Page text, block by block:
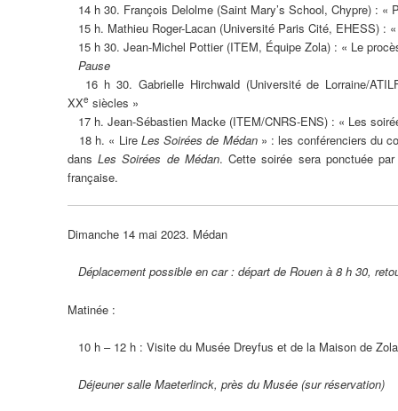
14 h 30. François Delolme (Saint Mary’s School, Chypre) : «
15 h. Mathieu Roger-Lacan (Université Paris Cité, EHESS) :
15 h 30. Jean-Michel Pottier (ITEM, Équipe Zola) : « Le
Pause
16 h 30. Gabrielle Hirchwald (Université de Lorraine/
XXe siècles »
17 h. Jean-Sébastien Macke (ITEM/CNRS-ENS) : « Les
18 h. « Lire Les Soirées de Médan» : les conférenciers du
dansLes Soirées de Médan. Cette soirée sera ponctuée
française.
Dimanche 14 mai 2023. Médan
Déplacement possible en car : départ de Rouen à 8 h 30,
Matinée :
10 h – 12 h : Visite du Musée Dreyfus et de la Maison de Zola
Déjeuner salle Maeterlinck, près du Musée (sur réservation)